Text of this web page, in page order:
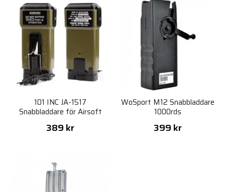
101 INC JA-1517
Snabbladdare för Airsoft
389 kr
WoSport M12 Snabbladdare
1000rds
399 kr